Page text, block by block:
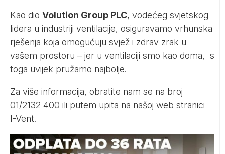
Kao dio Volution Group PLC, vodećeg svjetskog
lidera u industriji ventilacije, osiguravamo vrhunska
rješenja koja omogućuju svjež i zdrav zrak u
vašem prostoru – jer u ventilaciji smo kao doma, s
toga uvijek pružamo najbolje.
Za više informacija, obratite nam se na broj
01/2132 400 ili putem upita na našoj web stranici
I-Vent.